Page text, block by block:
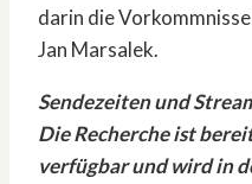
darin die
Jan Marsalek.
Sendezeiten und
Die Recherche ist
verfügbar und wird in